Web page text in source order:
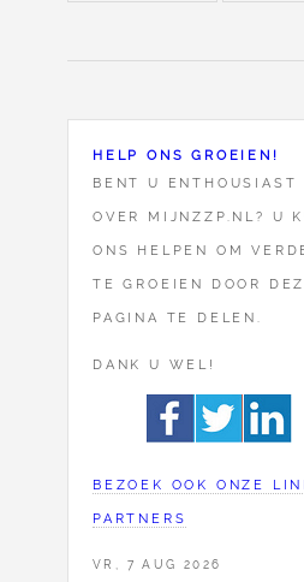
HELP ONS GROEIEN!
BENT U ENTHOUSIAST
OVER MIJNZZP.NL? U
ONS HELPEN OM
TE GROEIEN DOOR
PAGINA TE DELEN.
DANK U WEL!
BEZOEK OOK ONZE
PARTNERS
VR, 7 AUG 2026